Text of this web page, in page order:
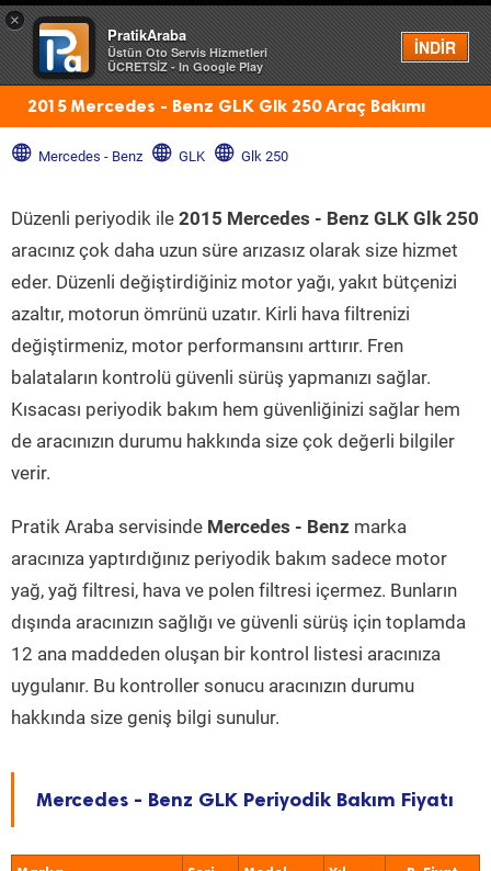
×
PratikAraba
Üstün Oto Servis Hizmetleri
ÜCRETSİZ - In Google Play
İNDİR
Menü
2015 Mercedes - Benz GLK Glk 250 Araç Bakımı
Mercedes - Benz GLK Glk 250
Düzenli periyodik ile 2015 Mercedes - Benz GLK Glk 250
aracınız çok daha uzun süre arızasız olarak size hizmet
eder. Düzenli değiştirdiğiniz motor yağı, yakıt bütçenizi
azaltır, motorun ömrünü uzatır. Kirli hava filtrenizi
değiştirmeniz, motor performansını arttırır. Fren
balataların kontrolü güvenli sürüş yapmanızı sağlar.
Kısacası periyodik bakım hem güvenliğinizi sağlar hem
de aracınızın durumu hakkında size çok değerli bilgiler
verir.
Pratik Araba servisinde Mercedes - Benz marka
aracınıza yaptırdığınız periyodik bakım sadece motor
yağ, yağ filtresi, hava ve polen filtresi içermez. Bunların
dışında aracınızın sağlığı ve güvenli sürüş için toplamda
12 ana maddeden oluşan bir kontrol listesi aracınıza
uygulanır. Bu kontroller sonucu aracınızın durumu
hakkında size geniş bilgi sunulur.
Mercedes - Benz GLK Periyodik Bakım Fiyatı